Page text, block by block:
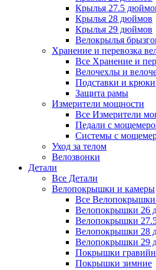
Крылья 27.5
Крылья 28 дюймов
Крылья 29 дюймов
Велокрылья
Хранение и перевозка
Все Хранение и
Велочехлы и
Подставки и крюки
Защита рамы
Измерители мощности
Все Измерители
Педали с
Системы с
Уход за телом
Велозвонки
Детали
Все Детали
Велопокрышки и камеры
Все
Велопокрышки 26
Велопокрышки
Велопокрышки 28
Велопокрышки 29
Покрышки
Покрышки зимние